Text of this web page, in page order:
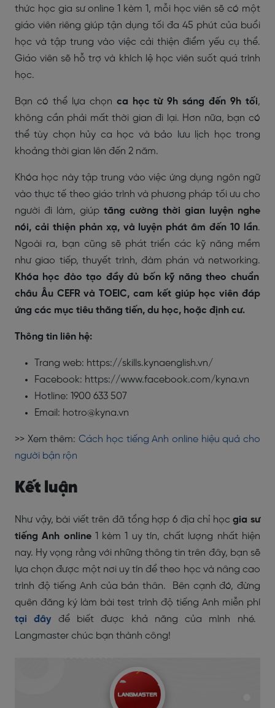
thức học gia sư online 1 kèm 1, mỗi học viên sẽ có một
giáo viên riêng giúp tận dụng tối đa 45 phút của buổi
học và tập trung vào việc cải thiện điểm yếu cụ thể.
Giáo viên sẽ hỗ trợ và khích lệ học viên suốt quá trình
học.
Bạn có thể lựa chọn ca học từ 9h sáng đến 9h tối,
không cần phải mất thời gian đi lại. Hơn nữa, bạn có
thể tùy chọn hủy ca học và bảo lưu lịch học trong
khoảng thời gian lên đến 2 năm.
Khóa học này tập trung vào việc ứng dụng ngôn ngữ
vào thực tế theo giáo trình và phương pháp tối ưu cho
người đi làm, giúp tăng cường thời gian luyện nghe
nói, cải thiện phản xạ, và luyện phát âm đến 10 lần.
Ngoài ra, bạn cũng sẽ phát triển các kỹ năng mềm
như giao tiếp, thuyết trình, đàm phán và networking.
Khóa học đào tạo đầy đủ bốn kỹ năng theo chuẩn
châu Âu CEFR và TOEIC, cam kết giúp học viên đáp
ứng các mục tiêu thăng tiến, du học, hoặc định cư.
Thông tin liên hệ:
Trang web: https://skills.kynaenglish.vn/
Facebook: https://www.facebook.com/kyna.vn
Hotline: 1900 633 507
Email: hotro@kyna.vn
>> Xem thêm: Cách học tiếng Anh online hiệu quả cho
người bận rộn
Kết luận
Như vậy, bài viết trên đã tổng hợp 6 địa chỉ học gia sư
tiếng Anh online 1 kèm 1 uy tín, chất lượng nhất hiện
nay. Hy vọng rằng với những thông tin trên đây, bạn sẽ
lựa chọn được một nơi uy tín để theo học và nâng cao
trình độ tiếng Anh của bản thân. Bên cạnh đó, đừng
quên đăng ký làm bài test trình độ tiếng Anh miễn phí
tại đây để biết được khả năng của mình nhé.
Langmaster chúc bạn thành công!